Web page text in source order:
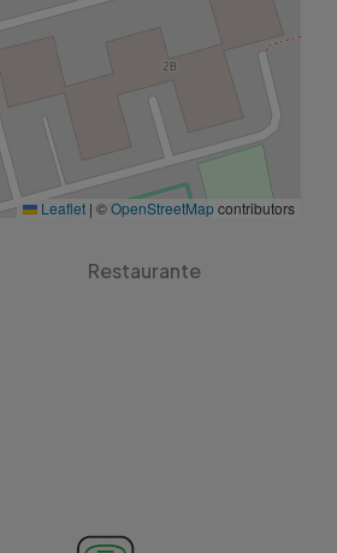
Leaflet | ©OpenStreetMapcontributors
Restaurante